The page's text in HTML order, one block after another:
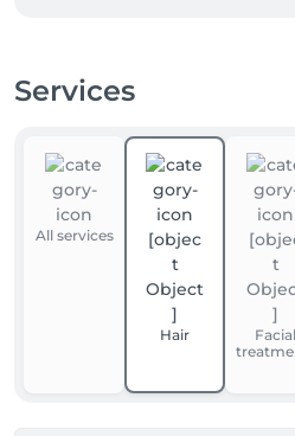
Services
All services
Hair
Facial